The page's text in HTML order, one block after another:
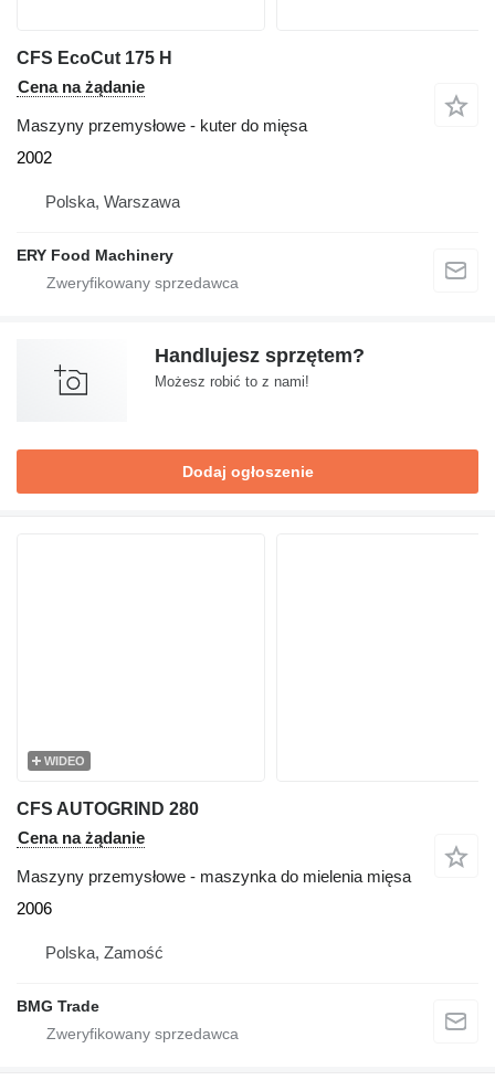
CFS EcoCut 175 H
Cena na żądanie
Maszyny przemysłowe - kuter do mięsa
2002
Polska, Warszawa
ERY Food Machinery
Handlujesz sprzętem?
Możesz robić to z nami!
Dodaj ogłoszenie
WIDEO
CFS AUTOGRIND 280
Cena na żądanie
Maszyny przemysłowe - maszynka do mielenia mięsa
2006
Polska, Zamość
BMG Trade